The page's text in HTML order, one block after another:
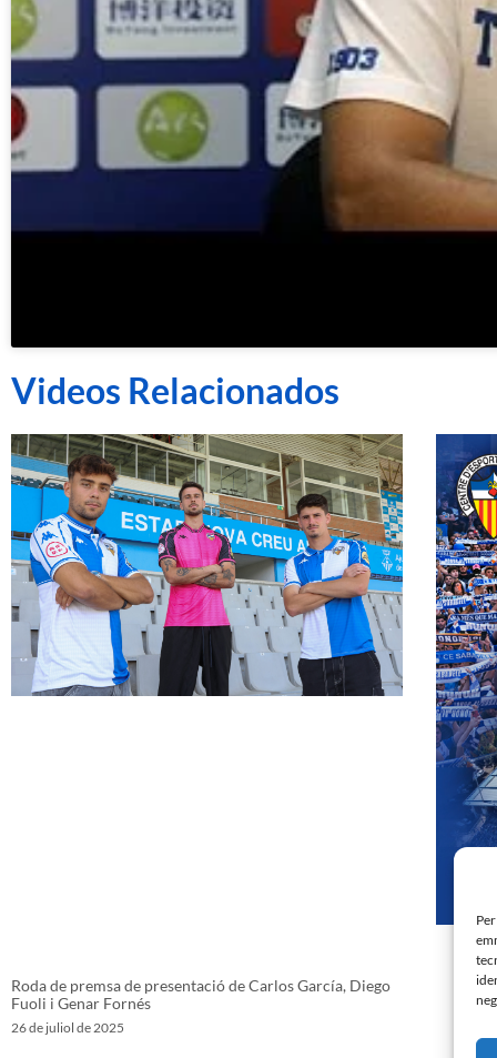
Videos Relacionados
Roda de premsa de presentació de Carlos García, Diego
Fuoli i Genar Fornés
26 de juliol de 2025